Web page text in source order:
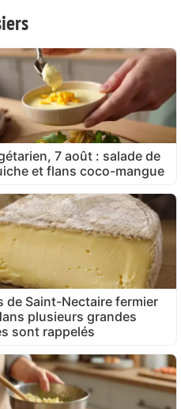
7 août : salade de
et flans coco-mangue
de Saint-Nectaire fermier
plusieurs grandes
sont rappelés